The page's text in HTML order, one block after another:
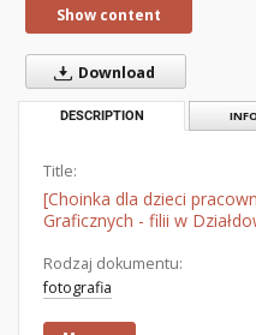
Show content
Download
DESCRIPTION
Title:
[Choinka dla dzieci
Graficznych - filii w
Rodzaj dokumentu:
fotografia